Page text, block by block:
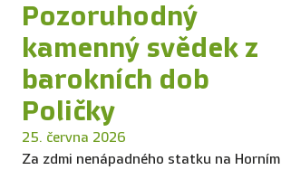
Pozoruhodný
kamenný svědek z
barokních dob
Poličky
25. června 2026
Za zdmi nenápadného statku na Horním